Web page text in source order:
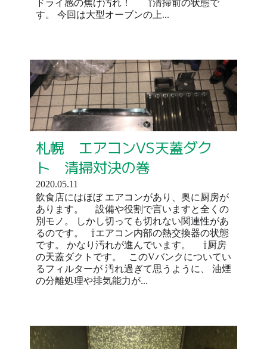
ドライ感の焦げ汚れ！ ⇧清掃前の状態で
す。 今回は大型オーブンの上...
札幌 エアコンVS天蓋ダク
ト 清掃対決の巻
2020.05.11
飲食店にはほぼ エアコンがあり、奥に厨房が
あります。 設備や役割で言いますと全くの
別モノ。 しかし切っても切れない関連性があ
るのです。 ⇧エアコン内部の熱交換器の状態
です。 かなり汚れが進んでいます。 ⇧厨房
の天蓋ダクトです。 このVバンクについてい
るフィルターが 汚れ過ぎて思うように、 油煙
の分離処理や排気能力が...